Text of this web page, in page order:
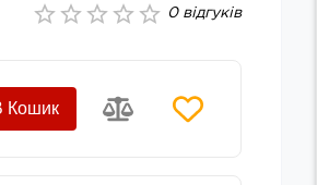
0відгуків
Кошик